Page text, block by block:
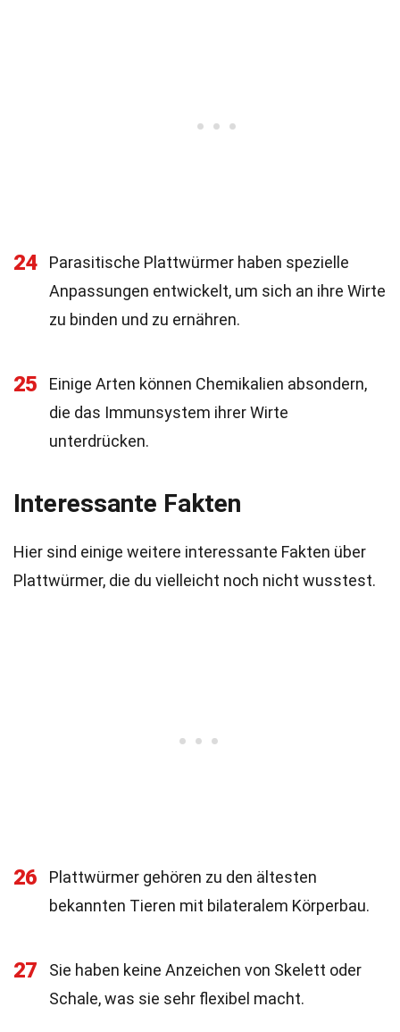
24
Parasitische Plattwürmer haben spezielle
Anpassungen entwickelt, um sich an ihre Wirte
zu binden und zu ernähren.
25
Einige Arten können Chemikalien absondern,
die das Immunsystem ihrer Wirte
unterdrücken.
Interessante Fakten
Hier sind einige weitere interessante Fakten über
Plattwürmer, die du vielleicht noch nicht wusstest.
26
Plattwürmer gehören zu den ältesten
bekannten Tieren mit bilateralem Körperbau.
27
Sie haben keine Anzeichen von Skelett oder
Schale, was sie sehr flexibel macht.